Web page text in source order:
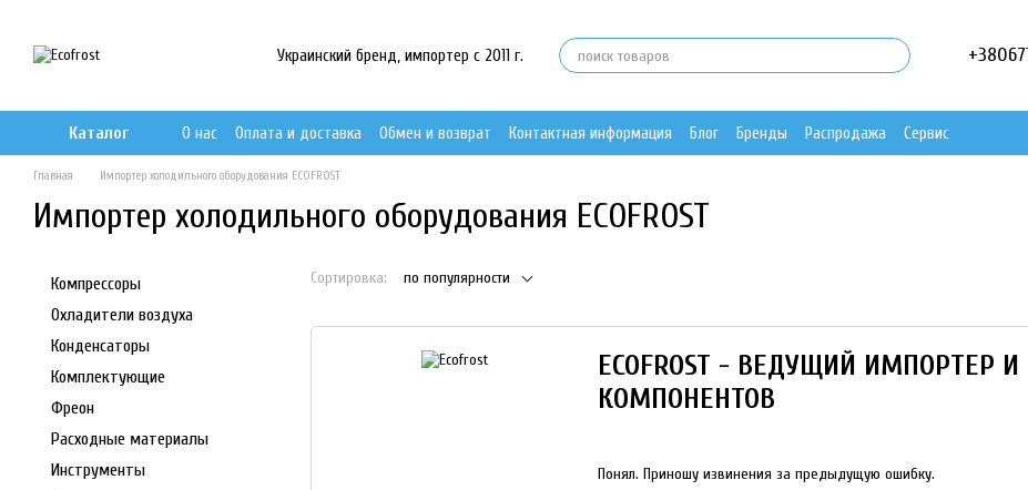
Украинский бренд, импортер с 2011 г.
Каталог О нас Оплата и доставка Обмен и возврат Контактная информация Блог Бренды Распродажа Сервис
Главная Импортер холодильного оборудования ECOFROST
Импортер холодильного оборудования ECOFROST
Сортировка: по популярности
ECOFROST - ВЕДУЩИЙ
КОМПОНЕНТОВ
Понял. Приношу извинения за предыдущую ошибку.
Компрессоры
Охладители воздуха
Конденсаторы
Комплектующие
Фреон
Расходные материалы
Инструменты